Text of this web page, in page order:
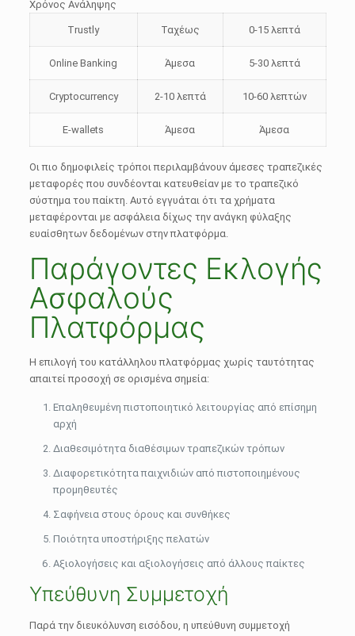
Χρόνος Ανάληψης
Trustly Ταχέως 0-15 λεπτά
Online Banking Άμεσα 5-30 λεπτά
Cryptocurrency 2-10 λεπτά 10-60 λεπτών
E-wallets Άμεσα Άμεσα
Οι πιο δημοφιλείς τρόποι περιλαμβάνουν άμεσες τραπεζικές
μεταφορές που συνδέονται κατευθείαν με το τραπεζικό
σύστημα του παίκτη. Αυτό εγγυάται ότι τα χρήματα
μεταφέρονται με ασφάλεια δίχως την ανάγκη φύλαξης
ευαίσθητων δεδομένων στην πλατφόρμα.
Παράγοντες Εκλογής
Ασφαλούς
Πλατφόρμας
Η επιλογή του κατάλληλου πλατφόρμας χωρίς ταυτότητας
απαιτεί προσοχή σε ορισμένα σημεία:
Επαληθευμένη πιστοποιητικό λειτουργίας από επίσημη
αρχή
Διαθεσιμότητα διαθέσιμων τραπεζικών τρόπων
Διαφορετικότητα παιχνιδιών από πιστοποιημένους
προμηθευτές
Σαφήνεια στους όρους και συνθήκες
Ποιότητα υποστήριξης πελατών
Αξιολογήσεις και αξιολογήσεις από άλλους παίκτες
Υπεύθυνη Συμμετοχή
Παρά την διευκόλυνση εισόδου, η υπεύθυνη συμμετοχή